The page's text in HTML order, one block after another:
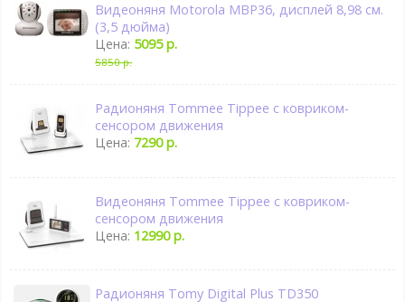
Видеоняня Motorola MBP36, дисплей 8,98 см.
(3,5 дюйма)
Цена: 5095 р.
5850 р.
Радионяня Tommee Tippee с ковриком-
сенсором движения
Цена: 7290 р.
Видеоняня Tommee Tippee с ковриком-
сенсором движения
Цена: 12990 р.
Радионяня Tomy Digital Plus TD350